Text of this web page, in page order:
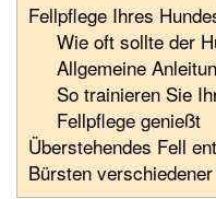
Fellpflege Ihres
Wie oft sollte der
Allgemeine
So trainieren Sie
Fellpflege genießt
Überstehendes Fell
Bürsten